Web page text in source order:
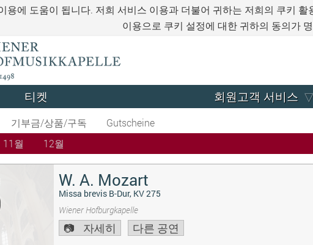
용에 도움이 됩니다. 저희 서비스 이용과 더불어 귀하는 저희의 쿠키 활
이용으로 쿠키 설정에 대한 귀하의 동의가
티켓 회원고객 서비스
기부금/상품/구독
Gutscheine
11월 12월
W. A. Mozart
Missa brevis B-Dur, KV 275
Wiener Hofburgkapelle
자세히 다른 공연